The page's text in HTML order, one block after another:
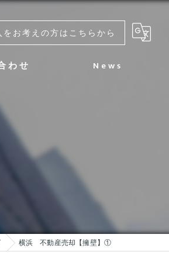
をお考えの方はこちらから
わせ
い合わせ
い合わせ
News
横浜 不動産売却【擁壁】①